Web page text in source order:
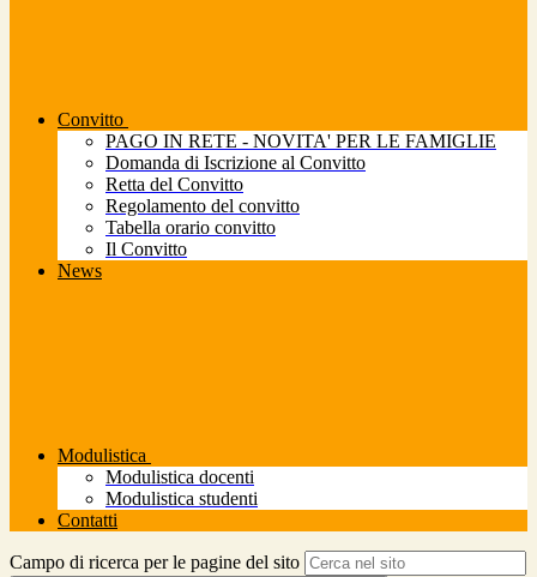
Convitto
PAGO IN RETE - NOVITA' PER LE FAMIGLIE
Domanda di Iscrizione al Convitto
Retta del Convitto
Regolamento del convitto
Tabella orario convitto
Il Convitto
News
Modulistica
Modulistica docenti
Modulistica studenti
Contatti
Campo di ricerca per le pagine del sito